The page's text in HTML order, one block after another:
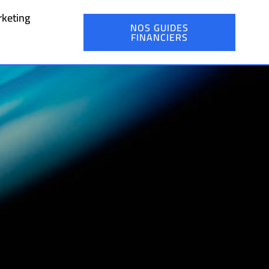
NOS GUIDES
FINANCIERS